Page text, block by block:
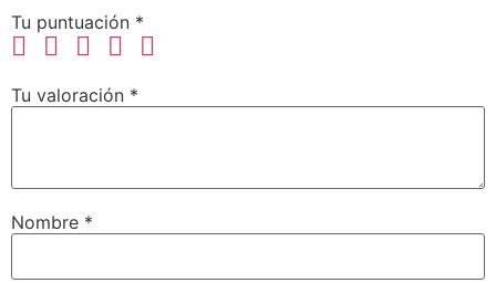
Tu puntuación *
Tu valoración *
Nombre *